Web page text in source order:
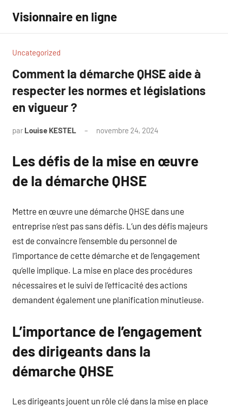
contenu
Visionnaire en ligne
Uncategorized
Comment la démarche QHSE aide à
respecter les normes et législations
en vigueur ?
par Louise KESTEL novembre 24, 2024
Les défis de la mise en œuvre
de la démarche QHSE
Mettre en œuvre une démarche QHSE dans une
entreprise n’est pas sans défis. L’un des défis majeurs
est de convaincre l’ensemble du personnel de
l’importance de cette démarche et de l’engagement
qu’elle implique. La mise en place des procédures
nécessaires et le suivi de l’efficacité des actions
demandent également une planification minutieuse.
L’importance de l’engagement
des dirigeants dans la
démarche QHSE
Les dirigeants jouent un rôle clé dans la mise en place